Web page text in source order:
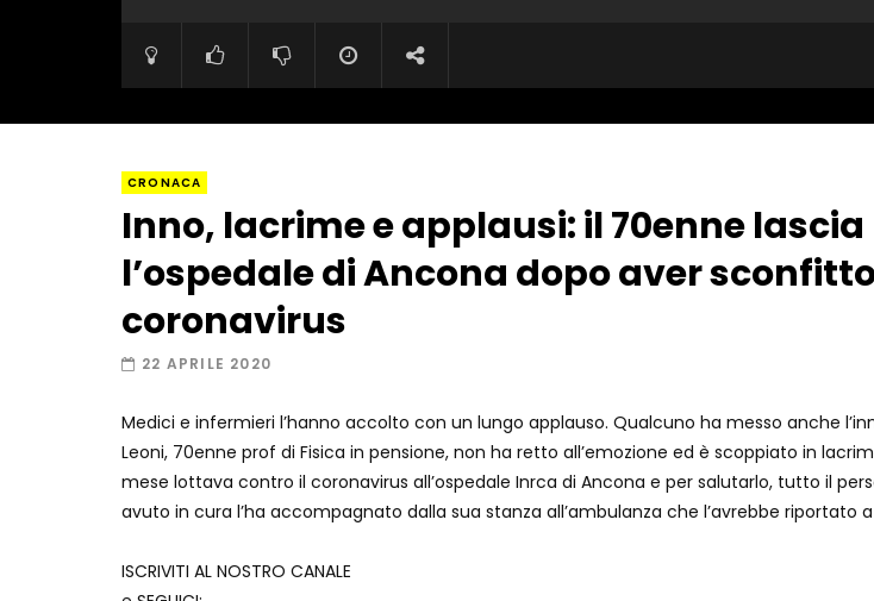
CRONACA
Inno, lacrime e applausi: il 70enne lascia
l’ospedale di Ancona dopo aver
coronavirus
22 APRILE 2020
Medici e infermieri l’hanno accolto con un lungo applauso. Qualcuno ha messo anche
Leoni, 70enne prof di Fisica in pensione, non ha retto all’emozione ed è scoppiato in
mese lottava contro il coronavirus all’ospedale Inrca di Ancona e per salutarlo, tutto il
avuto in cura l’ha accompagnato dalla sua stanza all’ambulanza che l’avrebbe riportato
ISCRIVITI AL NOSTRO CANALE